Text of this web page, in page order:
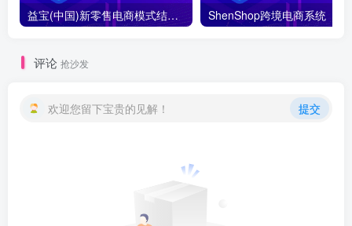
益宝(中国)新零售电商模式结算制度介绍和概况 ShenShop跨境电商系统
评论 抢沙发
欢迎您留下宝贵的见解！ 提交